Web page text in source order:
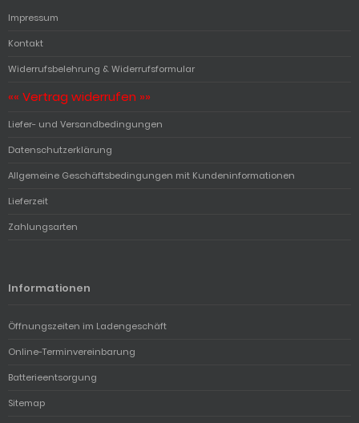
Impressum
Kontakt
Widerrufsbelehrung & Widerrufsformular
«« Vertrag widerrufen »»
Liefer- und Versandbedingungen
Datenschutzerklärung
Allgemeine Geschäftsbedingungen mit Kundeninformationen
Lieferzeit
Zahlungsarten
Informationen
Öffnungszeiten im Ladengeschäft
Online-Terminvereinbarung
Batterieentsorgung
Sitemap